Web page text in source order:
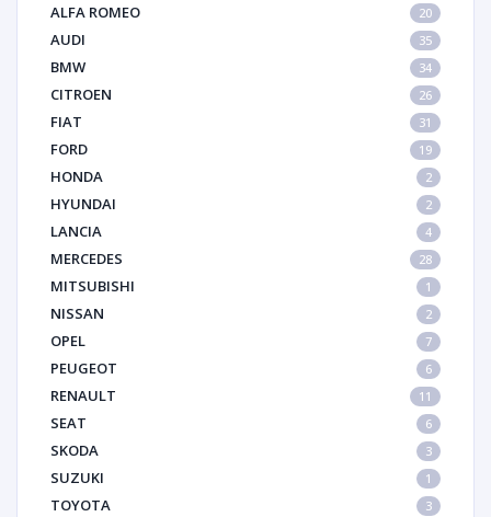
ALFA ROMEO 20
AUDI 35
BMW 34
CITROEN 26
FIAT 31
FORD 19
HONDA 2
HYUNDAI 2
LANCIA 4
MERCEDES 28
MITSUBISHI 1
NISSAN 2
OPEL 7
PEUGEOT 6
RENAULT 11
SEAT 6
SKODA 3
SUZUKI 1
TOYOTA 3